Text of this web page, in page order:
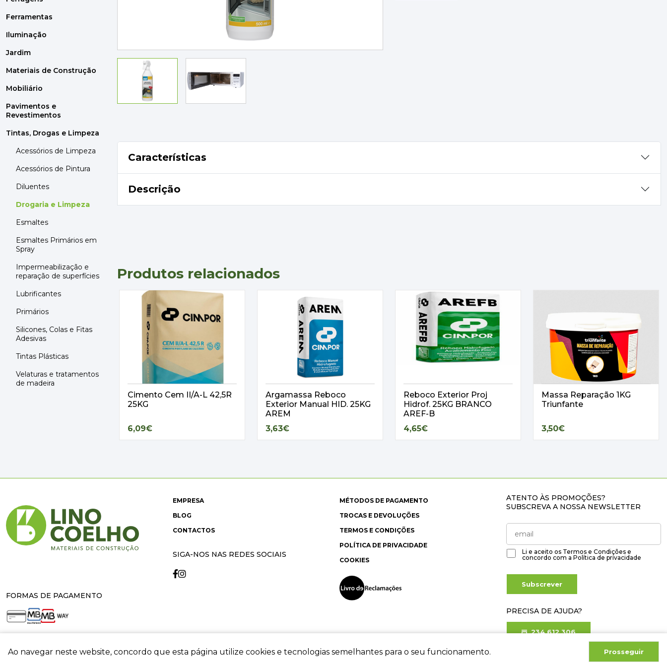
MOBILIÁRIO
PAVIMENTOS E REVESTIMENTOS
DYRUP
Ferramentas
Iluminação
Jardim
Materiais de Construção
Mobiliário
Pavimentos e
Revestimentos
Tintas, Drogas e Limpeza
Acessórios de Limpeza
Acessórios de Pintura
Diluentes
Drogaria e Limpeza
Esmaltes
Esmaltes Primários em
Spray
Impermeabilização e
reparação de superfícies
Lubrificantes
Primários
Silicones, Colas e Fitas
Adesivas
Tintas Plásticas
Velaturas e tratamentos
de madeira
Características
Descrição
Produtos relacionados
Cimento Cem II/A-L 42,5R
25KG
6,09€
Argamassa Reboco
Exterior Manual HID. 25KG
AREM
3,63€
Reboco Exterior Proj
Hidrof. 25KG BRANCO
AREF-B
4,65€
Massa Reparação 1KG
Triunfante
3,50€
Ao navegar neste website, concordo que esta página utilize cookies e tecnologias semelhantes para o seu funcionamento. Prosseguir
FORMAS DE PAGAMENTO
EMPRESA
BLOG
CONTACTOS
SIGA-NOS NAS REDES SOCIAIS
MÉTODOS DE PAGAMENTO
TROCAS E DEVOLUÇÕES
TERMOS E CONDIÇÕES
POLÍTICA DE PRIVACIDADE
COOKIES
ATENTO ÀS PROMOÇÕES?
SUBSCREVA A NOSSA NEWSLETTER
Li e aceito os Termos e Condições e
concordo com a Política de privacidade
Subscrever
PRECISA DE AJUDA?
234 612 306
critec